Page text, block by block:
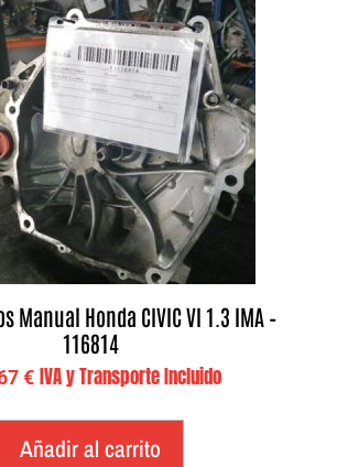
Manual Honda CIVIC VI 1.3 IMA –
116814
€ IVA y Transporte Incluido
Añadir al carrito